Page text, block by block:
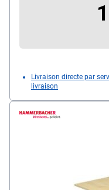
Livraison directe par
livraison